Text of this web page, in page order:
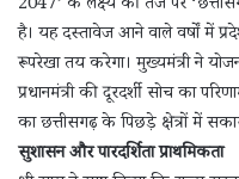
है। यह दस्तावेज आने वाले वर्षों में
रूपरेखा तय करेगा। मुख्यमंत्री ने
प्रधानमंत्री की दूरदर्शी सोच का
का छत्तीसगढ़ के पिछड़े क्षेत्रों में
सुशासन और पारदर्शिता प्राथमिकता